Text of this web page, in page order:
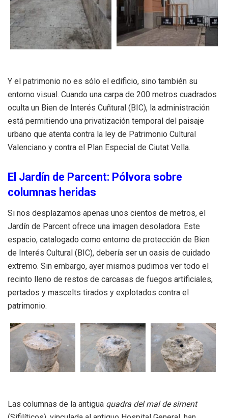
Y el patrimonio no es sólo el edificio, sino también su
entorno visual. Cuando una carpa de 200 metros cuadrados
oculta un Bien de Interés Cuñtural (BIC), la administración
está permitiendo una privatización temporal del paisaje
urbano que atenta contra la ley de Patrimonio Cultural
Valenciano y contra el Plan Especial de Ciutat Vella.
El Jardín de Parcent: Pólvora sobre
columnas heridas
Si nos desplazamos apenas unos cientos de metros, el
Jardín de Parcent ofrece una imagen desoladora. Este
espacio, catalogado como entorno de protección de Bien
de Interés Cultural (BIC), debería ser un oasis de cuidado
extremo. Sin embargo, ayer mismos pudimos ver todo el
recinto lleno de restos de carcasas de fuegos artificiales,
pertados y mascelts tirados y explotados contra el
patrimonio.
Las columnas de la antigua quadra del mal de siment